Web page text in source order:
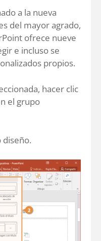
a la nueva
del mayor agrado,
ofrece nueve
e incluso se
propios.
hacer clic
el grupo
diseño.